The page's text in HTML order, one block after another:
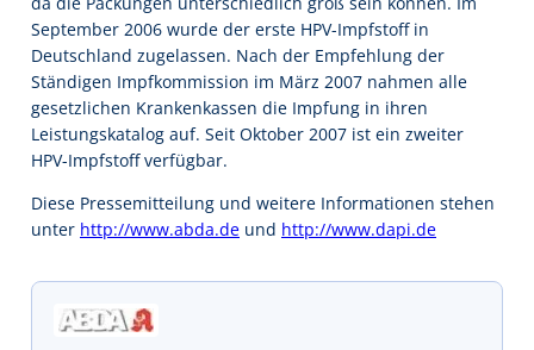
September 2006 wurde der erste HPV-Impfstoff in
Deutschland zugelassen. Nach der Empfehlung der
Ständigen Impfkommission im März 2007 nahmen alle
gesetzlichen Krankenkassen die Impfung in ihren
Leistungskatalog auf. Seit Oktober 2007 ist ein zweiter
HPV-Impfstoff verfügbar.
Diese Pressemitteilung und weitere Informationen stehen
unter http://www.abda.de und http://www.dapi.de